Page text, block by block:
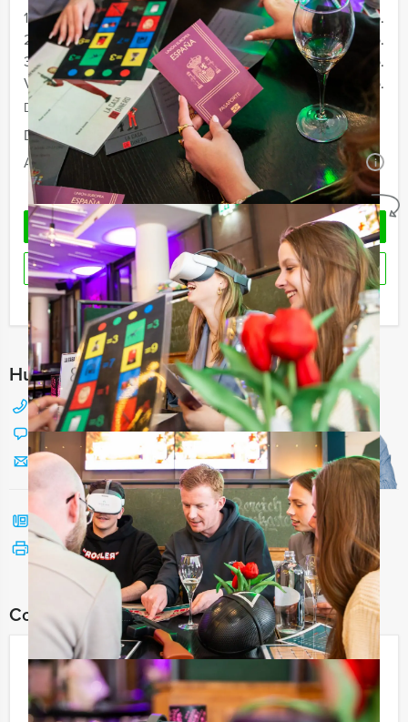
12 - 19 personen
€ 67,50 p.p.
20 - 29 personen
€ 64,50 p.p.
30 - 39 personen
€ 59,50 p.p.
Vanaf 40 personen
€ 57,50 p.p.
De prijzen zijn exclusief BTW
Duur:
3 uur
Aantal:
Minimaal 12 personen i
Geheel vrijblijvend
OFFERTE AANVRAGEN
RESERVEREN
Ik heb een vraag over dit uitje
Hulp nodig bij het kiezen?
088 428 81 17
Chat met Jeroen
Stuur ons een mailtje
Bel mij terug
Bekijk printbare versie
Combineer dit uitje met:
Escape City Tablet Game
Heerenveen
Vanaf€ 27,50 p.p. excl. BTW